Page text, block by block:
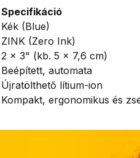
Specifikáció
Kék (Blue)
ZINK (Zero Ink)
2 x 3" (kb. 5 x 7,6 cm)
Beépített, automata
Újratölthető lítium-ion
Kompakt, ergonomikus és